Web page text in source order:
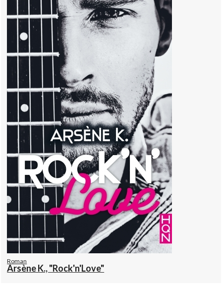
Roman
Arsène K., "Rock'n'Love"